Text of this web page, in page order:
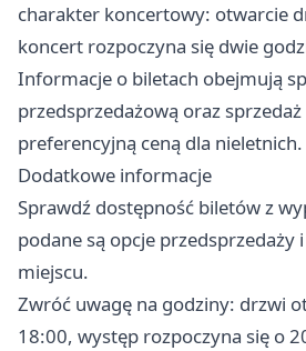
charakter koncertowy: otwarcie
koncert rozpoczyna się dwie
Informacje o biletach obejmują
przedsprzedażową oraz
preferencyjną ceną dla nieletnich.
Dodatkowe informacje
Sprawdź dostępność biletów z
podane są opcje przedsprzedaży
miejscu.
Zwróć uwagę na godziny: drzwi
18:00, występ rozpoczyna się o